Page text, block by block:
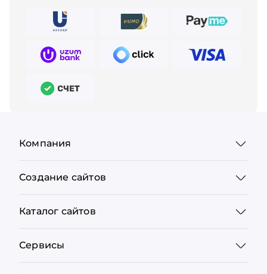
Компания
Создание сайтов
Каталог сайтов
Сервисы